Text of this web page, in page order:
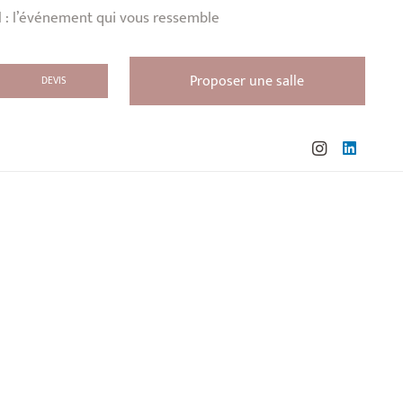
l’événement qui vous ressemble
DEVIS Proposer une salle